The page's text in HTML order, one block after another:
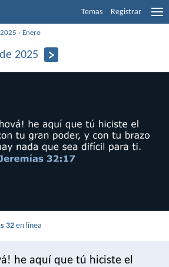
Temas Registrar
2025 › Enero
2025
32 en línea
he aquí que tú hiciste el